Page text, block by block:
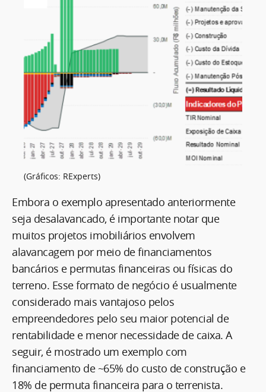
(Gráficos: RExperts)
Embora o exemplo apresentado anteriormente
seja desalavancado, é importante notar que
muitos projetos imobiliários envolvem
alavancagem por meio de financiamentos
bancários e permutas financeiras ou físicas do
terreno. Esse formato de negócio é usualmente
considerado mais vantajoso pelos
empreendedores pelo seu maior potencial de
rentabilidade e menor necessidade de caixa. A
seguir, é mostrado um exemplo com
financiamento de ~65% do custo de construção e
18% de permuta financeira para o terrenista.